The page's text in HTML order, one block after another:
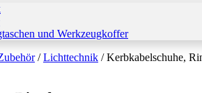
und Werkzeugkoffer
/Lichttechnik / Kerbkabelschuhe,